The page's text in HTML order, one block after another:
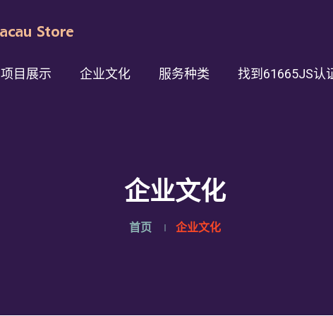
项目展示 企业文化 服务种类 找到61665JS认
企业文化
首页 企业文化